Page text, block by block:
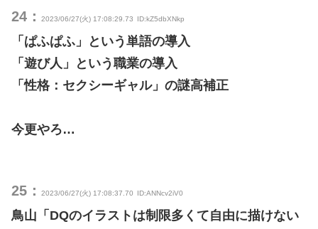
24： 2023/06/27(火) 17:08:29.73 ID:kZ5dbXNkp
「ぱふぱふ」という単語の導入
「遊び人」という職業の導入
「性格：セクシーギャル」の謎高補正
今更やろ…
25： 2023/06/27(火) 17:08:37.70 ID:ANNcv2iV0
鳥山「DQのイラストは制限多くて自由に描けない